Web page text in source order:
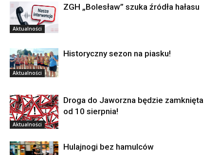
Aktualności
ZGH „Bolesław” szuka źródła hałasu
Aktualności
Historyczny sezon na piasku!
Aktualności
Droga do Jaworzna będzie zamknięta
od 10 sierpnia!
Hulajnogi bez hamulców